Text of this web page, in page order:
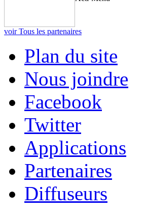
voir Tous les partenaires
Plan du site
Nous joindre
Facebook
Twitter
Applications
Partenaires
Diffuseurs